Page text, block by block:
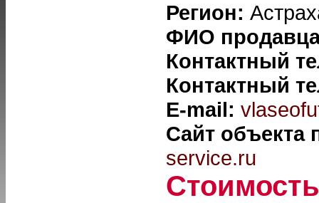
Регион:
ФИО
Контактный
Контактный
E-mail:
Сайт объекта
service.ru